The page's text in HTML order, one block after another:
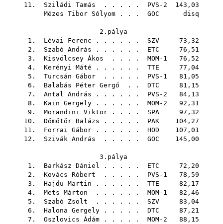
11. Sziládi Tamás . . . . . PVS-2 143,03
Mézes Tibor Sólyom . . . GOC disq
2.pálya
1. Lévai Ferenc . . . . . . SZV 73,32
2. Szabó András . . . . . . ETC 76,51
3. Kisvölcsey Ákos . . . . MOM-1 76,52
4. Kerényi Máté . . . . . . TTE 77,04
5. Turcsán Gábor . . . . . PVS-1 81,05
6. Balabás Péter Gergő . . DTC 81,15
7. Antal András . . . . . . PVS-2 84,13
8. Kain Gergely . . . . . . MOM-2 92,31
9. Morandini Viktor . . . . SPA 97,32
10. Dömötör Balázs . . . . . PAK 104,27
11. Forrai Gábor . . . . . . HOD 107,01
12. Szivák András . . . . . GOC 145,00
3.pálya
1. Barkász Dániel . . . . . ETC 72,20
2. Kovács Róbert . . . . . PVS-1 78,59
3. Hajdu Martin . . . . . . TTE 82,17
4. Mets Márton . . . . . . MOM-1 82,46
5. Szabó Zsolt . . . . . . SZV 83,04
6. Halona Gergely . . . . . DTC 87,21
7. Oszlovics Ádám . . . . . MOM-2 88,15